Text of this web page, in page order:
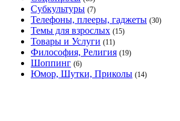
Субкультуры (7)
Телефоны, плееры, гаджеты (30)
Темы для взрослых (15)
Товары и Услуги (11)
Философия, Религия (19)
Шоппинг (6)
Юмор, Шутки, Приколы (14)